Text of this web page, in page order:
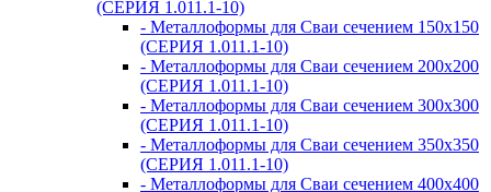
(СЕРИЯ 1.011.1-10)
- Металлоформы для Сваи сечением 150х150
(СЕРИЯ 1.011.1-10)
- Металлоформы для Сваи сечением 200х200
(СЕРИЯ 1.011.1-10)
- Металлоформы для Сваи сечением 300х300
(СЕРИЯ 1.011.1-10)
- Металлоформы для Сваи сечением 350х350
(СЕРИЯ 1.011.1-10)
- Металлоформы для Сваи сечением 400х400